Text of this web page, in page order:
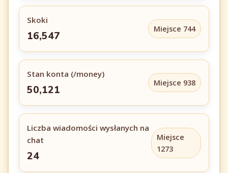
Skoki
16,547
Miejsce 744
Stan konta (/money)
50,121
Miejsce 938
Liczba wiadomości wysłanych na
chat
24
Miejsce
1273